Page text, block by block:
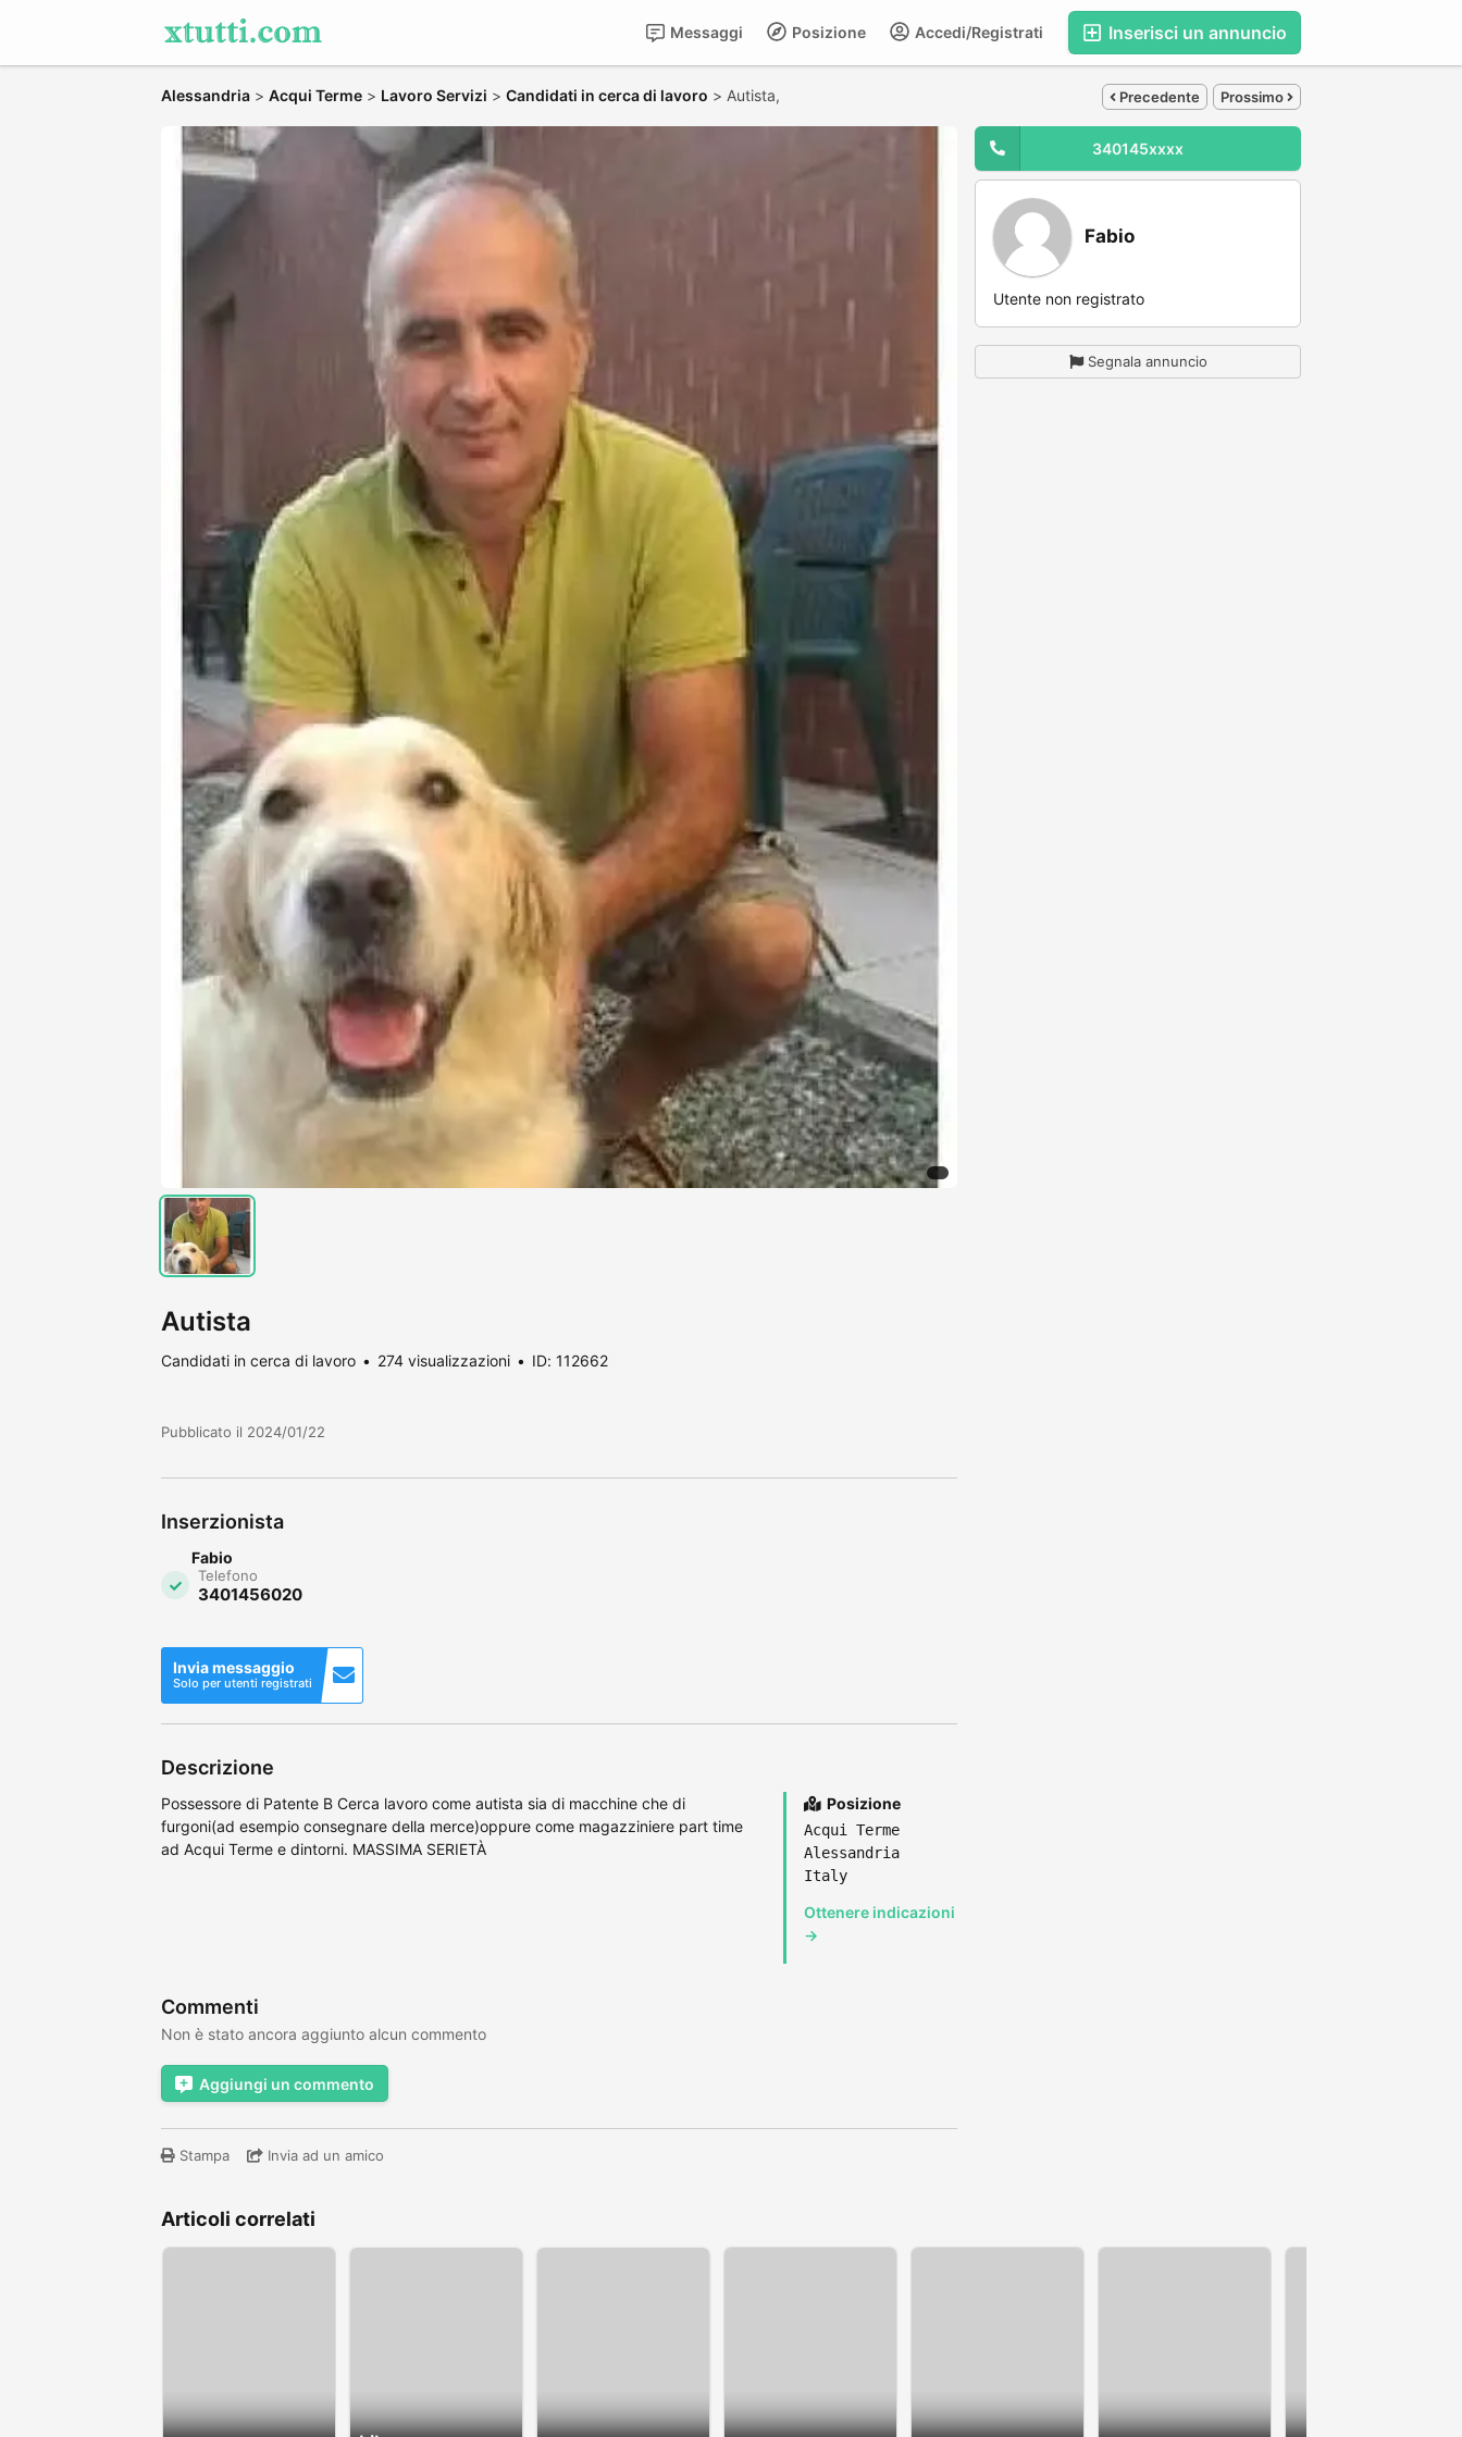
Inserisci un annuncio
Accedi/Registrati
Posizione
Messaggi
Alessandria > Acqui Terme > Lavoro Servizi > Candidati in cerca di lavoro > Autista, Precedente Prossimo
Autista
Candidati in cerca di lavoro 274 visualizzazioni ID: 112662
Pubblicato il 2024/01/22
Inserzionista
Fabio
Telefono
3401456020
Invia messaggio
Solo per utenti registrati
Descrizione
Possessore di Patente B Cerca lavoro come autista sia di macchine che di
furgoni(ad esempio consegnare della merce)oppure come magazziniere part time
ad Acqui Terme e dintorni. MASSIMA SERIETÀ
Posizione
Acqui Terme
Alessandria
Italy
Ottenere indicazioni
→
Commenti
Non è stato ancora aggiunto alcun commento
Aggiungi un commento
Stampa Invia ad un amico
340145xxxx
Fabio
Utente non registrato
Segnala annuncio
Articoli correlati